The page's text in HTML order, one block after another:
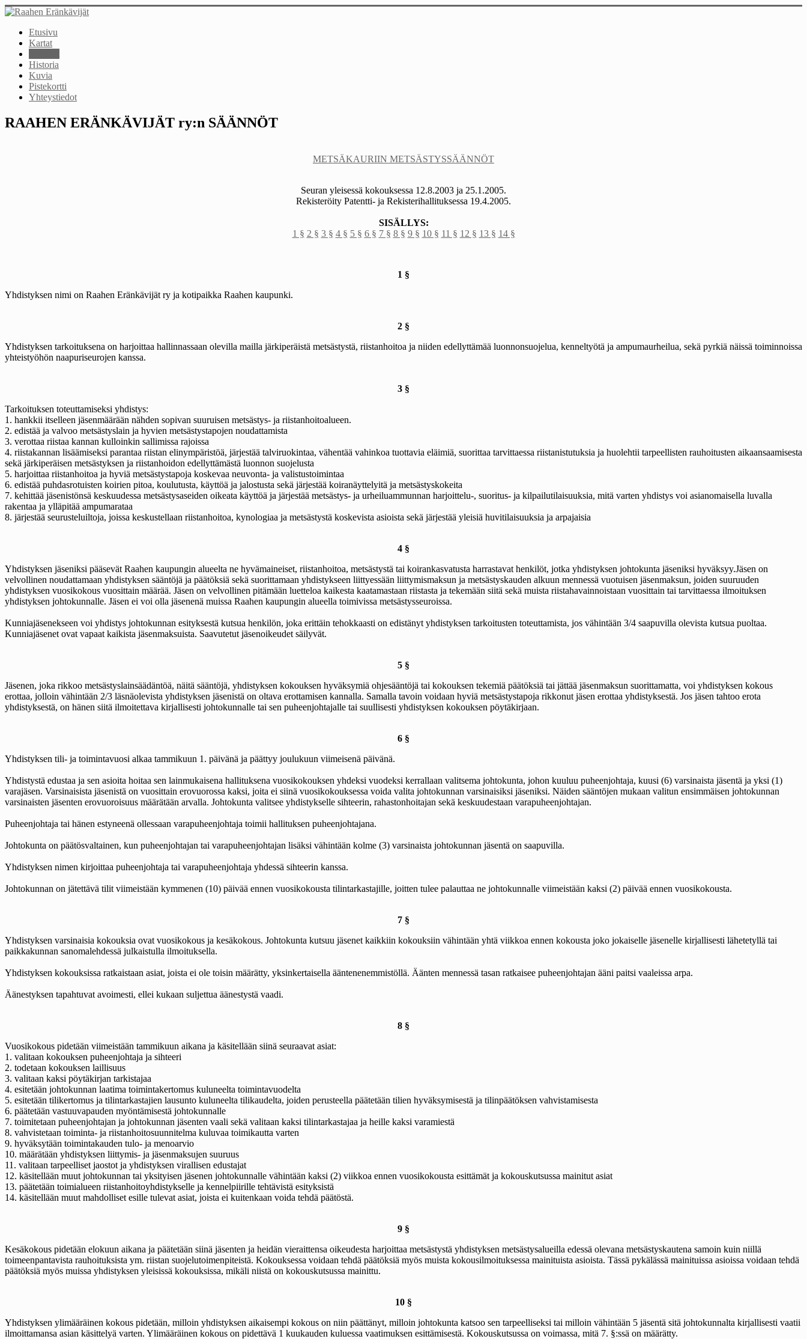
Etusivu
Kartat
Historia
Kuvia
Pistekortti
Yhteystiedot
RAAHEN ERÄNKÄVIJÄT ry:n SÄÄNNÖT
METSÄKAURIIN METSÄSTYSSÄÄNNÖT
Seuran yleisessä kokouksessa 12.8.2003 ja 25.1.2005.
Rekisteröity Patentti- ja Rekisterihallituksessa 19.4.2005.
SISÄLLYS:
1 § 2 § 3 § 4 § 5 § 6 § 7 § 8 § 9 § 10 § 11 § 12 § 13 § 14 §
1 §
Yhdistyksen nimi on Raahen Eränkävijät ry ja kotipaikka Raahen kaupunki.
2 §
Yhdistyksen tarkoituksena on harjoittaa hallinnassaan olevilla mailla järkiperäistä metsästystä, riistanhoitoa ja niiden edellyttämää luonnonsuojelua, kenneltyötä ja ampumaurheilua, sekä pyrkiä näissä toiminnoissa
yhteistyöhön naapuriseurojen kanssa.
3 §
Tarkoituksen toteuttamiseksi yhdistys:
1. hankkii itselleen jäsenmäärään nähden sopivan suuruisen metsästys- ja riistanhoitoalueen.
2. edistää ja valvoo metsästyslain ja hyvien metsästystapojen noudattamista
3. verottaa riistaa kannan kulloinkin sallimissa rajoissa
4. riistakannan lisäämiseksi parantaa riistan elinympäristöä, järjestää talviruokintaa, vähentää vahinkoa tuottavia eläimiä, suorittaa tarvittaessa riistanistutuksia ja huolehtii tarpeellisten rauhoitusten aikaansaamisesta
sekä järkiperäisen metsästyksen ja riistanhoidon edellyttämästä luonnon suojelusta
5. harjoittaa riistanhoitoa ja hyviä metsästystapoja koskevaa neuvonta- ja valistustoimintaa
6. edistää puhdasrotuisten koirien pitoa, koulutusta, käyttöä ja jalostusta sekä järjestää koiranäyttelyitä ja metsästyskokeita
7. kehittää jäsenistönsä keskuudessa metsästysaseiden oikeata käyttöä ja järjestää metsästys- ja urheiluammunnan harjoittelu-, suoritus- ja kilpailutilaisuuksia, mitä varten yhdistys voi asianomaisella luvalla
rakentaa ja ylläpitää ampumarataa
8. järjestää seurusteluiltoja, joissa keskustellaan riistanhoitoa, kynologiaa ja metsästystä koskevista asioista sekä järjestää yleisiä huvitilaisuuksia ja arpajaisia
4 §
Yhdistyksen jäseniksi pääsevät Raahen kaupungin alueelta ne hyvämaineiset, riistanhoitoa, metsästystä tai koirankasvatusta harrastavat henkilöt, jotka yhdistyksen johtokunta jäseniksi hyväksyy.Jäsen on
velvollinen noudattamaan yhdistyksen sääntöjä ja päätöksiä sekä suorittamaan yhdistykseen liittyessään liittymismaksun ja metsästyskauden alkuun mennessä vuotuisen jäsenmaksun, joiden suuruuden
yhdistyksen vuosikokous vuosittain määrää. Jäsen on velvollinen pitämään luetteloa kaikesta kaatamastaan riistasta ja tekemään siitä sekä muista riistahavainnoistaan vuosittain tai tarvittaessa ilmoituksen
yhdistyksen johtokunnalle. Jäsen ei voi olla jäsenenä muissa Raahen kaupungin alueella toimivissa metsästysseuroissa.
Kunniajäsenekseen voi yhdistys johtokunnan esityksestä kutsua henkilön, joka erittäin tehokkaasti on edistänyt yhdistyksen tarkoitusten toteuttamista, jos vähintään 3/4 saapuvilla olevista kutsua puoltaa.
Kunniajäsenet ovat vapaat kaikista jäsenmaksuista. Saavutetut jäsenoikeudet säilyvät.
5 §
Jäsenen, joka rikkoo metsästyslainsäädäntöä, näitä sääntöjä, yhdistyksen kokouksen hyväksymiä ohjesääntöjä tai kokouksen tekemiä päätöksiä tai jättää jäsenmaksun suorittamatta, voi yhdistyksen kokous
erottaa, jolloin vähintään 2/3 läsnäolevista yhdistyksen jäsenistä on oltava erottamisen kannalla. Samalla tavoin voidaan hyviä metsästystapoja rikkonut jäsen erottaa yhdistyksestä. Jos jäsen tahtoo erota
yhdistyksestä, on hänen siitä ilmoitettava kirjallisesti johtokunnalle tai sen puheenjohtajalle tai suullisesti yhdistyksen kokouksen pöytäkirjaan.
6 §
Yhdistyksen tili- ja toimintavuosi alkaa tammikuun 1. päivänä ja päättyy joulukuun viimeisenä päivänä.
Yhdistystä edustaa ja sen asioita hoitaa sen lainmukaisena hallituksena vuosikokouksen yhdeksi vuodeksi kerrallaan valitsema johtokunta, johon kuuluu puheenjohtaja, kuusi (6) varsinaista jäsentä ja yksi (1)
varajäsen. Varsinaisista jäsenistä on vuosittain erovuorossa kaksi, joita ei siinä vuosikokouksessa voida valita johtokunnan varsinaisiksi jäseniksi. Näiden sääntöjen mukaan valitun ensimmäisen johtokunnan
varsinaisten jäsenten erovuoroisuus määrätään arvalla. Johtokunta valitsee yhdistykselle sihteerin, rahastonhoitajan sekä keskuudestaan varapuheenjohtajan.
Puheenjohtaja tai hänen estyneenä ollessaan varapuheenjohtaja toimii hallituksen puheenjohtajana.
Johtokunta on päätösvaltainen, kun puheenjohtajan tai varapuheenjohtajan lisäksi vähintään kolme (3) varsinaista johtokunnan jäsentä on saapuvilla.
Yhdistyksen nimen kirjoittaa puheenjohtaja tai varapuheenjohtaja yhdessä sihteerin kanssa.
Johtokunnan on jätettävä tilit viimeistään kymmenen (10) päivää ennen vuosikokousta tilintarkastajille, joitten tulee palauttaa ne johtokunnalle viimeistään kaksi (2) päivää ennen vuosikokousta.
7 §
Yhdistyksen varsinaisia kokouksia ovat vuosikokous ja kesäkokous. Johtokunta kutsuu jäsenet kaikkiin kokouksiin vähintään yhtä viikkoa ennen kokousta joko jokaiselle jäsenelle kirjallisesti lähetetyllä tai
paikkakunnan sanomalehdessä julkaistulla ilmoituksella.
Yhdistyksen kokouksissa ratkaistaan asiat, joista ei ole toisin määrätty, yksinkertaisella ääntenenemmistöllä. Äänten mennessä tasan ratkaisee puheenjohtajan ääni paitsi vaaleissa arpa.
Äänestyksen tapahtuvat avoimesti, ellei kukaan suljettua äänestystä vaadi.
8 §
Vuosikokous pidetään viimeistään tammikuun aikana ja käsitellään siinä seuraavat asiat:
1. valitaan kokouksen puheenjohtaja ja sihteeri
2. todetaan kokouksen laillisuus
3. valitaan kaksi pöytäkirjan tarkistajaa
4. esitetään johtokunnan laatima toimintakertomus kuluneelta toimintavuodelta
5. esitetään tilikertomus ja tilintarkastajien lausunto kuluneelta tilikaudelta, joiden perusteella päätetään tilien hyväksymisestä ja tilinpäätöksen vahvistamisesta
6. päätetään vastuuvapauden myöntämisestä johtokunnalle
7. toimitetaan puheenjohtajan ja johtokunnan jäsenten vaali sekä valitaan kaksi tilintarkastajaa ja heille kaksi varamiestä
8. vahvistetaan toiminta- ja riistanhoitosuunnitelma kuluvaa toimikautta varten
9. hyväksytään toimintakauden tulo- ja menoarvio
10. määrätään yhdistyksen liittymis- ja jäsenmaksujen suuruus
11. valitaan tarpeelliset jaostot ja yhdistyksen virallisen edustajat
12. käsitellään muut johtokunnan tai yksityisen jäsenen johtokunnalle vähintään kaksi (2) viikkoa ennen vuosikokousta esittämät ja kokouskutsussa mainitut asiat
13. päätetään toimialueen riistanhoitoyhdistykselle ja kennelpiirille tehtävistä esityksistä
14. käsitellään muut mahdolliset esille tulevat asiat, joista ei kuitenkaan voida tehdä päätöstä.
9 §
Kesäkokous pidetään elokuun aikana ja päätetään siinä jäsenten ja heidän vieraittensa oikeudesta harjoittaa metsästystä yhdistyksen metsästysalueilla edessä olevana metsästyskautena samoin kuin niillä
toimeenpantavista rauhoituksista ym. riistan suojelutoimenpiteistä. Kokouksessa voidaan tehdä päätöksiä myös muista kokousilmoituksessa mainituista asioista. Tässä pykälässä mainituissa asioissa voidaan tehdä
päätöksiä myös muissa yhdistyksen yleisissä kokouksissa, mikäli niistä on kokouskutsussa mainittu.
10 §
Yhdistyksen ylimääräinen kokous pidetään, milloin yhdistyksen aikaisempi kokous on niin päättänyt, milloin johtokunta katsoo sen tarpeelliseksi tai milloin vähintään 5 jäsentä sitä johtokunnalta kirjallisesti vaatii
ilmoittamansa asian käsittelyä varten. Ylimääräinen kokous on pidettävä 1 kuukauden kuluessa vaatimuksen esittämisestä. Kokouskutsussa on voimassa, mitä 7. §:ssä on määrätty.